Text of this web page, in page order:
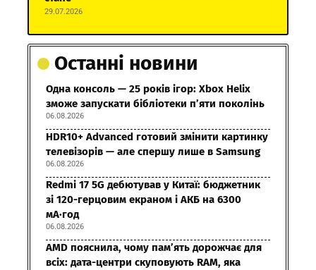
29.07.2026
Останні новини
Одна консоль — 25 років ігор: Xbox Helix
зможе запускати бібліотеки п’яти поколінь
06.08.2026
HDR10+ Advanced готовий змінити картинку
телевізорів — але спершу лише в Samsung
06.08.2026
Redmi 17 5G дебютував у Китаї: бюджетник
зі 120-герцовим екраном і АКБ на 6300
мА·год
06.08.2026
AMD пояснила, чому пам’ять дорожчає для
всіх: дата-центри скуповують RAM, яка